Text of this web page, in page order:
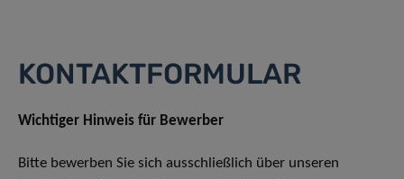
KONTAKTFORMULAR
Wichtiger Hinweis für Bewerber
Bitte bewerben Sie sich ausschließlich über unseren